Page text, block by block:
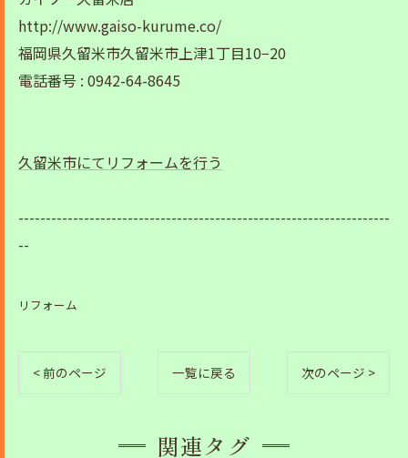
http://www.gaiso-kurume.co/
福岡県久留米市久留米市上津1丁目10−20
電話番号 : 0942-64-8645
久留米市にてリフォームを行う
--------------------------------------------------------------------
--
リフォーム
< 前のページ 一覧に戻る 次のページ >
関連タグ